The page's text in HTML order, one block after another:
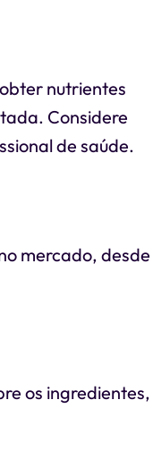
nutrientes
Considere
de saúde.
mercado, desde
os ingredientes,